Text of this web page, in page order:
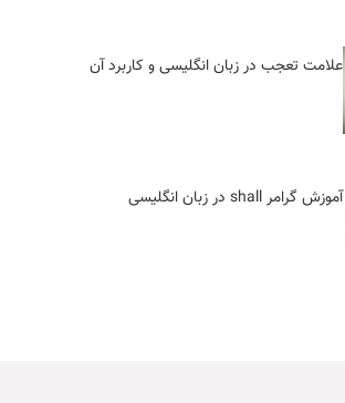
علامت تعجب در زبان انگلیسی و کاربرد آن
آموزش گرامر shall در زبان انگلیسی